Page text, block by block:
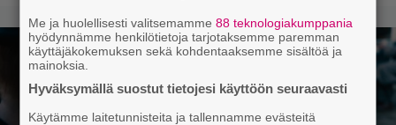
Me ja huolellisesti valitsemamme88 teknologiakumppania
hyödynnämme henkilötietoja tarjotaksemme paremman
käyttäjäkokemuksen sekä kohdentaaksemme sisältöä ja
mainoksia.
Hyväksymällä suostut tietojesi käyttöön seuraavasti
Käytämme laitetunnisteita ja tallennamme evästeitä